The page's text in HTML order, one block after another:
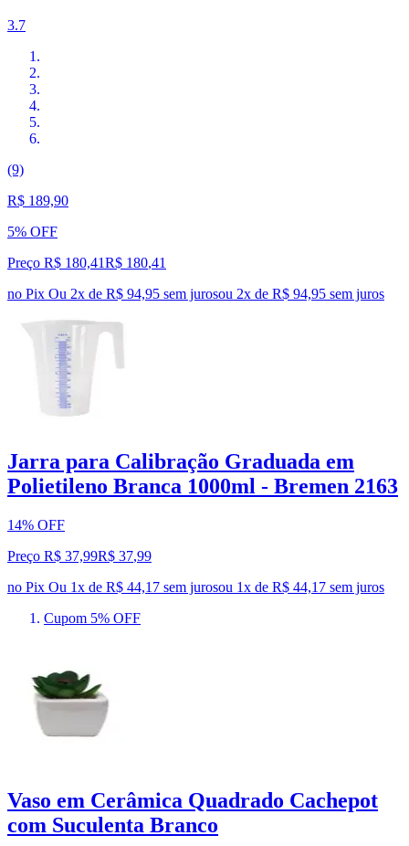
3.7
(9)
R$ 189,90
5% OFF
Preço R$ 180,41R$ 180,41
no Pix Ou 2x de R$ 94,95 sem jurosou 2x de R$ 94,95 sem juros
Jarra para Calibração Graduada em
Polietileno Branca 1000ml - Bremen 2163
14% OFF
Preço R$ 37,99R$ 37,99
no Pix Ou 1x de R$ 44,17 sem jurosou 1x de R$ 44,17 sem juros
Cupom 5% OFF
Vaso em Cerâmica Quadrado Cachepot
com Suculenta Branco